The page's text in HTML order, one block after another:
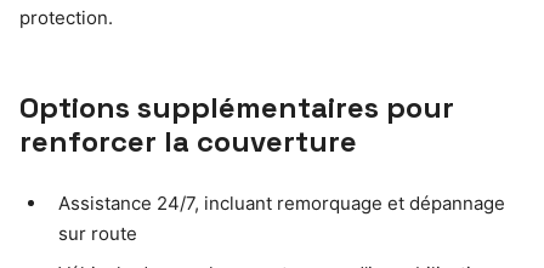
protection.
Options supplémentaires pour
renforcer la couverture
Assistance 24/7, incluant remorquage et dépannage
sur route